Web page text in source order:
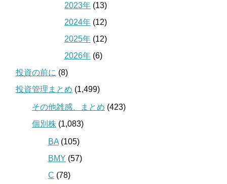
2023年 (13)
2024年 (12)
2025年 (12)
2026年 (6)
投資の前に (8)
投資管理まとめ (1,499)
その他雑感、まとめ (423)
個別株 (1,083)
BA (105)
BMY (57)
C (78)